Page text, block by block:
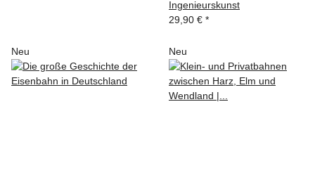
Ingenieurskunst
29,90 € *
Neu Neu